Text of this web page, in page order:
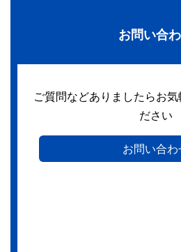
お問い合
ご質問などありましたらお
ださい
お問い合